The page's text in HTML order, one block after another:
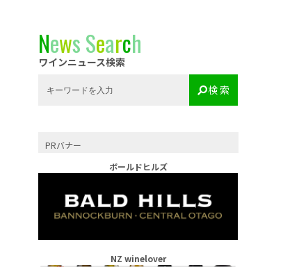
NewsSearch
ワインニュース検索
検 索
PRバナー
ボールドヒルズ
NZ winelover